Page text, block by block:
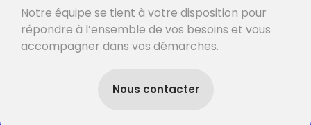
Notre équipe se tient à votre disposition pour
répondre à l’ensemble de vos besoins et vous
accompagner dans vos démarches.
Nous contacter